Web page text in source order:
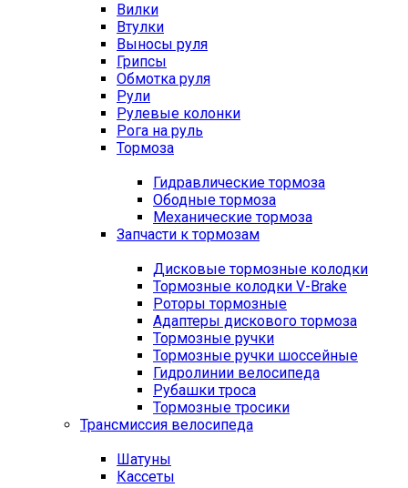
Вилки
Втулки
Выносы руля
Грипсы
Обмотка руля
Рули
Рулевые колонки
Рога на руль
Тормоза
Гидравлические тормоза
Ободные тормоза
Механические тормоза
Запчасти к тормозам
Дисковые тормозные колодки
Тормозные колодки V-Brake
Роторы тормозные
Адаптеры дискового тормоза
Тормозные ручки
Тормозные ручки шоссейные
Гидролинии велосипеда
Рубашки троса
Тормозные тросики
Трансмиссия велосипеда
Шатуны
Кассеты